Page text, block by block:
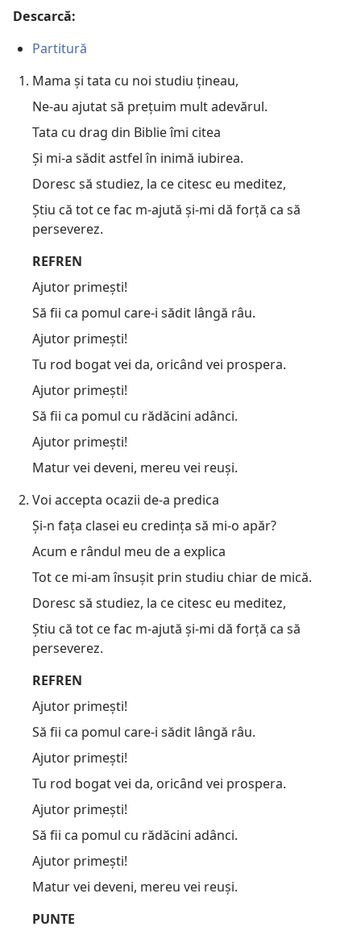
Descarcă:
Partitură
Mama și tata cu noi studiu țineau,
Ne-au ajutat să prețuim mult adevărul.
Tata cu drag din Biblie îmi citea
Și mi-a sădit astfel în inimă iubirea.
Doresc să studiez, la ce citesc eu meditez,
Știu că tot ce fac m-ajută și-mi dă forță ca să
perseverez.
REFREN
Ajutor primești!
Să fii ca pomul care-i sădit lângă râu.
Ajutor primești!
Tu rod bogat vei da, oricând vei prospera.
Ajutor primești!
Să fii ca pomul cu rădăcini adânci.
Ajutor primești!
Matur vei deveni, mereu vei reuși.
Voi accepta ocazii de-a predica
Și-n fața clasei eu credința să mi-o apăr?
Acum e rândul meu de a explica
Tot ce mi-am însușit prin studiu chiar de mică.
Doresc să studiez, la ce citesc eu meditez,
Știu că tot ce fac m-ajută și-mi dă forță ca să
perseverez.
REFREN
Ajutor primești!
Să fii ca pomul care-i sădit lângă râu.
Ajutor primești!
Tu rod bogat vei da, oricând vei prospera.
Ajutor primești!
Să fii ca pomul cu rădăcini adânci.
Ajutor primești!
Matur vei deveni, mereu vei reuși.
PUNTE